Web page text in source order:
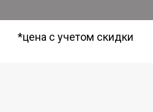
*цена с учетом скидки